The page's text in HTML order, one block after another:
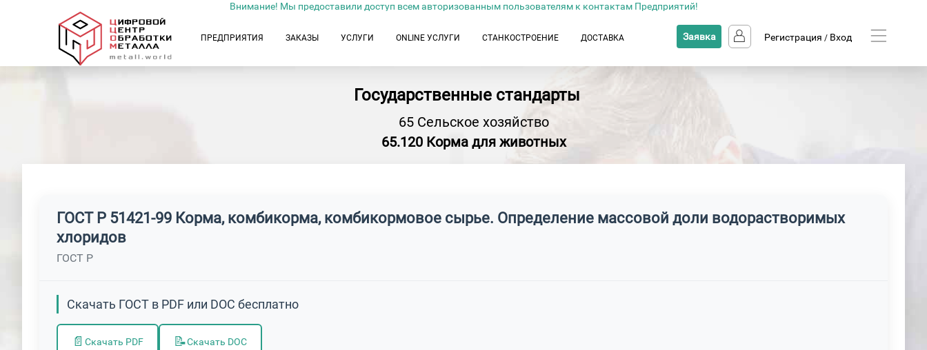
Внимание! Мы предоставили доступ всем авторизованным пользователям к контактам Предприятий!
ПРЕДПРИЯТИЯ ЗАКАЗЫ УСЛУГИ ONLINE УСЛУГИ СТАНКОСТРОЕНИЕ ДОСТАВКА Заявка Регистрация / Вход
Государственные стандарты
65 Сельское хозяйство
65.120 Корма для животных
ГОСТ Р 51421-99 Корма, комбикорма, комбикормовое сырье. Определение массовой доли водорастворимых
хлоридов
ГОСТ Р
Скачать ГОСТ в PDF или DOC бесплатно
📄 Скачать PDF 📝Скачать DOC